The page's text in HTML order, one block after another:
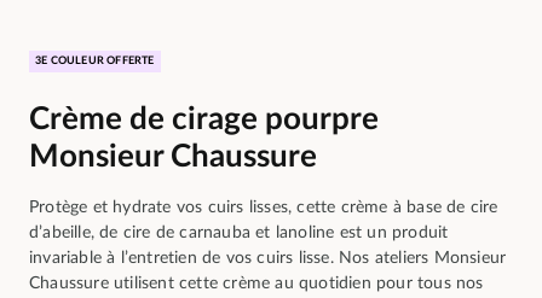
3E COULEUR OFFERTE
Crème de cirage pourpre
Monsieur Chaussure
Protège et hydrate vos cuirs lisses, cette crème à base de cire
d’abeille, de cire de carnauba et lanoline est un produit
invariable à l’entretien de vos cuirs lisse. Nos ateliers Monsieur
Chaussure utilisent cette crème au quotidien pour tous nos